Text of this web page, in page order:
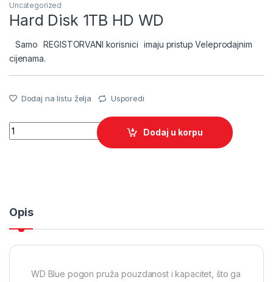
Uncategorized
Hard Disk 1TB HD WD
Samo REGISTORVANI korisnici
imaju pristup Veleprodajnim
cijenama.
Dodaj na listu želja Usporedi
Quantity
Dodaj u korpu
Opis
WD Blue pogon pruža pouzdanost i kapacitet, što ga